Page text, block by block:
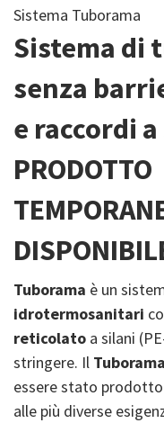
Sistema Tuborama
Sistema di
senza
e raccordi
PRODOTTO
Tuborama è un
idrotermosanitari
reticolato a silani
stringere. Il Tuborama
essere stato prodotto
alle più diverse